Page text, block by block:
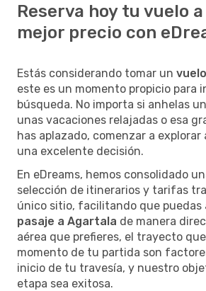
Reserva hoy tu vuelo
mejor precio con
Estás considerando tomar un
este es un momento propicio para
búsqueda. No importa si anhelas
unas vacaciones relajadas o esa
has aplazado, comenzar a explorar
una excelente decisión.
En eDreams, hemos consolidado
selección de itinerarios y tarifas
único sitio, facilitando que puedas
pasaje a Agartala de manera
aérea que prefieres, el trayecto
momento de tu partida son
inicio de tu travesía, y nuestro
etapa sea exitosa.